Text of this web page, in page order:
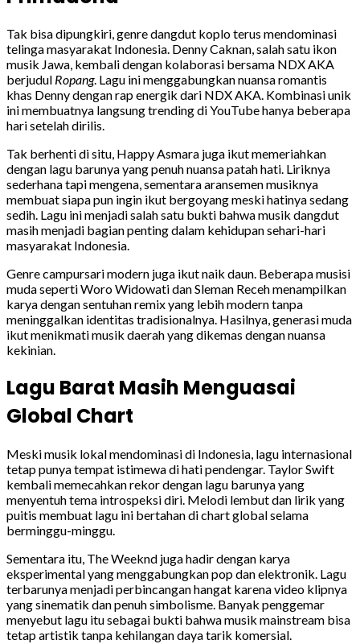
Tak bisa dipungkiri, genre dangdut koplo terus mendominasi
telinga masyarakat Indonesia. Denny Caknan, salah satu ikon
musik Jawa, kembali dengan kolaborasi bersama NDX AKA
berjudul Ropang. Lagu ini menggabungkan nuansa romantis
khas Denny dengan rap energik dari NDX AKA. Kombinasi unik
ini membuatnya langsung trending di YouTube hanya beberapa
hari setelah dirilis.
Tak berhenti di situ, Happy Asmara juga ikut memeriahkan
dengan lagu barunya yang penuh nuansa patah hati. Liriknya
sederhana tapi mengena, sementara aransemen musiknya
membuat siapa pun ingin ikut bergoyang meski hatinya sedang
sedih. Lagu ini menjadi salah satu bukti bahwa musik dangdut
masih menjadi bagian penting dalam kehidupan sehari-hari
masyarakat Indonesia.
Genre campursari modern juga ikut naik daun. Beberapa musisi
muda seperti Woro Widowati dan Sleman Receh menampilkan
karya dengan sentuhan remix yang lebih modern tanpa
meninggalkan identitas tradisionalnya. Hasilnya, generasi muda
ikut menikmati musik daerah yang dikemas dengan nuansa
kekinian.
Lagu Barat Masih Menguasai
Global Chart
Meski musik lokal mendominasi di Indonesia, lagu internasional
tetap punya tempat istimewa di hati pendengar. Taylor Swift
kembali memecahkan rekor dengan lagu barunya yang
menyentuh tema introspeksi diri. Melodi lembut dan lirik yang
puitis membuat lagu ini bertahan di chart global selama
berminggu-minggu.
Sementara itu, The Weeknd juga hadir dengan karya
eksperimental yang menggabungkan pop dan elektronik. Lagu
terbarunya menjadi perbincangan hangat karena video klipnya
yang sinematik dan penuh simbolisme. Banyak penggemar
menyebut lagu itu sebagai bukti bahwa musik mainstream bisa
tetap artistik tanpa kehilangan daya tarik komersial.